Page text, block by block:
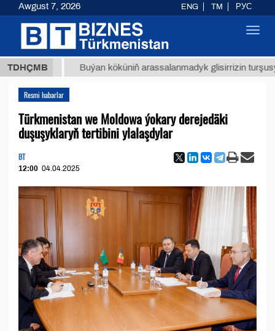
TDHÇMBBuýan köküniň arassalanmadyk glisirrizin turşusy (t.)
Resmi habarlar
Türkmenistan we Moldowa ýokary derejedäki
duşuşyklaryň tertibini ylalaşdylar
BT
12:00 04.04.2025
Awgust 7, 2026 ENG TM РУС